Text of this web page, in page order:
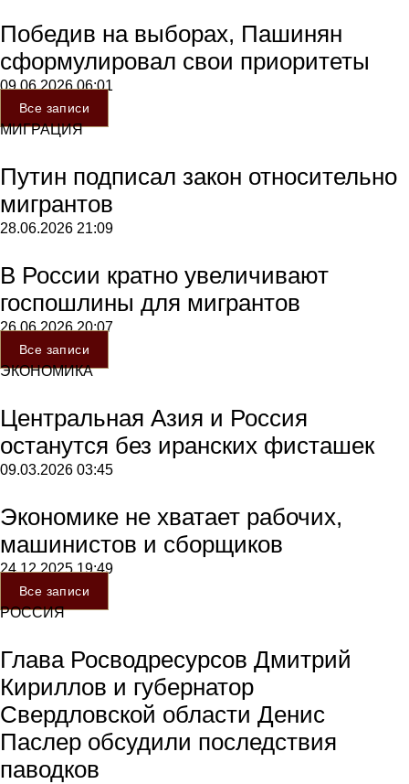
Победив на выборах, Пашинян
сформулировал свои приоритеты
09.06.202606:01
Все записи
МИГРАЦИЯ
Путин подписал закон относительно
мигрантов
28.06.2026 21:09
В России кратно увеличивают
госпошлины для мигрантов
26.06.202620:07
Все записи
ЭКОНОМИКА
Центральная Азия и Россия
останутся без иранских фисташек
09.03.2026 03:45
Экономике не хватает рабочих,
машинистов и сборщиков
24.12.202519:49
Все записи
РОССИЯ
Глава Росводресурсов Дмитрий
Кириллов и губернатор
Свердловской области Денис
Паслер обсудили последствия
паводков